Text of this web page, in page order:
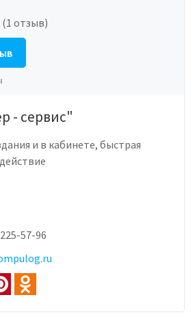
(1 отзыв)
- сервис"
и в кабинете, быстрая
57-96